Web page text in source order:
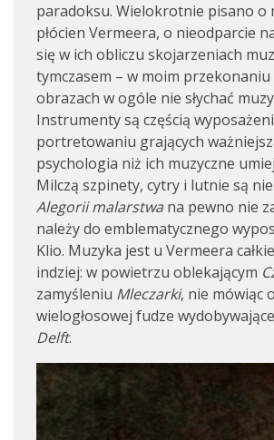
paradoksu. Wielokrotnie pisano o
płócien Vermeera, o nieodparcie
się w ich obliczu skojarzeniach
tymczasem – w moim przekonaniu
obrazach w ogóle nie słychać
Instrumenty są częścią
portretowaniu grających
psychologia niż ich muzyczne
Milczą szpinety, cytry i lutnie są
Alegorii malarstwa na pewno nie
należy do emblematycznego
Klio. Muzyka jest u Vermeera
indziej: w powietrzu oblekającym
zamyśleniu Mleczarki, nie mówiąc o
wielogłosowej fudze
Delft.